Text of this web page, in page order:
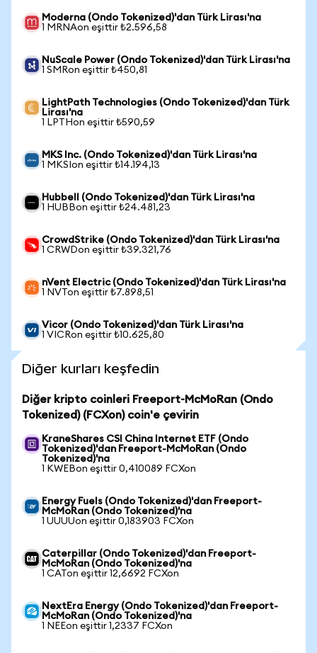
Moderna (Ondo Tokenized)'dan Türk Lirası'na
1 MRNAon eşittir ₺2.596,58
NuScale Power (Ondo Tokenized)'dan Türk Lirası'na
1 SMRon eşittir ₺450,81
LightPath Technologies (Ondo Tokenized)'dan Türk
Lirası'na
1 LPTHon eşittir ₺590,59
MKS Inc. (Ondo Tokenized)'dan Türk Lirası'na
1 MKSIon eşittir ₺14.194,13
Hubbell (Ondo Tokenized)'dan Türk Lirası'na
1 HUBBon eşittir ₺24.481,23
CrowdStrike (Ondo Tokenized)'dan Türk Lirası'na
1 CRWDon eşittir ₺39.321,76
nVent Electric (Ondo Tokenized)'dan Türk Lirası'na
1 NVTon eşittir ₺7.898,51
Vicor (Ondo Tokenized)'dan Türk Lirası'na
1 VICRon eşittir ₺10.625,80
Diğer kurları keşfedin
Diğer kripto coinleri Freeport-McMoRan (Ondo
Tokenized) (FCXon) coin'e çevirin
KraneShares CSI China Internet ETF (Ondo
Tokenized)'dan Freeport-McMoRan (Ondo
Tokenized)'na
1 KWEBon eşittir 0,410089 FCXon
Energy Fuels (Ondo Tokenized)'dan Freeport-
McMoRan (Ondo Tokenized)'na
1 UUUUon eşittir 0,183903 FCXon
Caterpillar (Ondo Tokenized)'dan Freeport-
McMoRan (Ondo Tokenized)'na
1 CATon eşittir 12,6692 FCXon
NextEra Energy (Ondo Tokenized)'dan Freeport-
McMoRan (Ondo Tokenized)'na
1 NEEon eşittir 1,2337 FCXon